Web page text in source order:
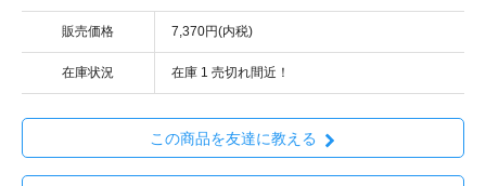
販売価格 7,370円(内税)
在庫状況 在庫 1 売切れ間近！
この商品を友達に教える